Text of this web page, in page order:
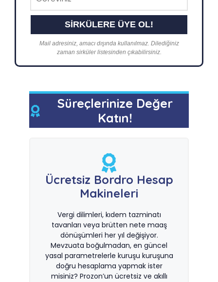
Mail adresiniz, amacı dışında kullanılmaz. Dilediğiniz
zaman sirküler listesinden çıkabilirsiniz.
Süreçlerinize Değer
Katın!
Ücretsiz Bordro Hesap
Makineleri
Vergi dilimleri, kıdem tazminatı
tavanları veya brütten nete maaş
dönüşümleri her yıl değişiyor.
Mevzuata boğulmadan, en güncel
yasal parametrelerle kuruşu kuruşuna
doğru hesaplama yapmak ister
misiniz? Prozon’un ücretsiz ve akıllı